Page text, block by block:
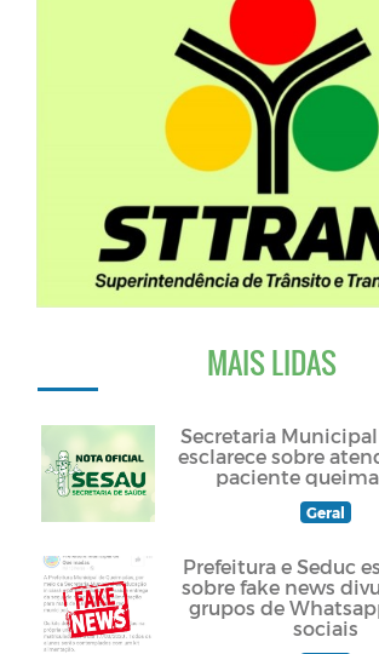
MAIS LIDAS
Secretaria
esclarece sobre
paciente
Geral
Prefeitura e Seduc
sobre fake news
grupos de
sociais